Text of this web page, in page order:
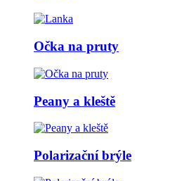
Očka na pruty
Peany a kleště
Polarizační brýle